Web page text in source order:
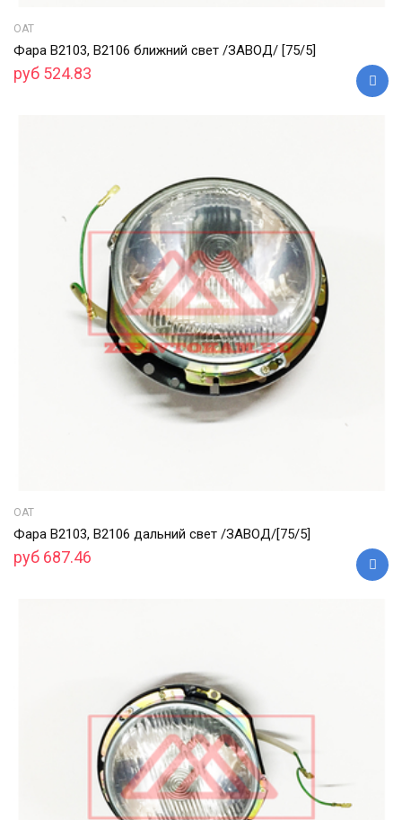
ОАТ
Фара В2103, В2106 ближний свет /ЗАВОД/ [75/5]
руб 524.83
ОАТ
Фара В2103, В2106 дальний свет /ЗАВОД/[75/5]
руб 687.46